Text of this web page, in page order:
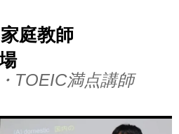
庭教師
TOEIC満点講師